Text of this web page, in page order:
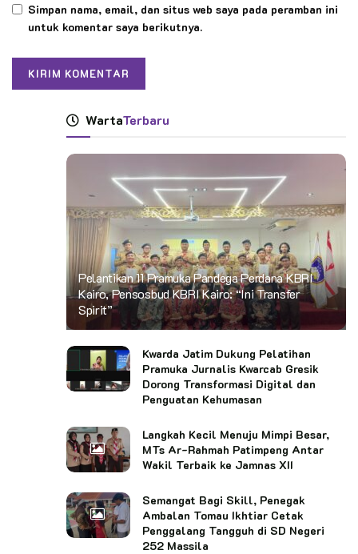
Simpan nama, email, dan situs web saya pada peramban ini
untuk komentar saya berikutnya.
WartaTerbaru
Pelantikan 11 Pramuka Pandega Perdana KBRI
Kairo, Pensosbud KBRI Kairo: “Ini Transfer
Spirit”
Kwarda Jatim Dukung Pelatihan
Pramuka Jurnalis Kwarcab Gresik
Dorong Transformasi Digital dan
Penguatan Kehumasan
Langkah Kecil Menuju Mimpi Besar,
MTs Ar-Rahmah Patimpeng Antar
Wakil Terbaik ke Jamnas XII
Semangat Bagi Skill, Penegak
Ambalan Tomau Ikhtiar Cetak
Penggalang Tangguh di SD Negeri
252 Massila